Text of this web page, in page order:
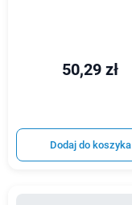
50,29 zł
Dodaj do koszyka